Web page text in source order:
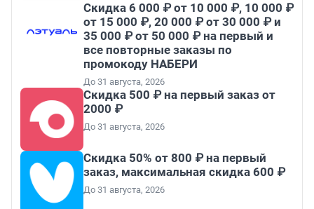
Скидка 6 000 ₽ от 10 000 ₽, 10 000 ₽
от 15 000 ₽, 20 000 ₽ от 30 000 ₽ и
35 000 ₽ от 50 000 ₽ на первый и
все повторные заказы по
промокоду НАБЕРИ
До 31 августа, 2026
Скидка 500 ₽ на первый заказ от
2000 ₽
До 31 августа, 2026
Скидка 50% от 800 ₽ на первый
заказ, максимальная скидка 600 ₽
До 31 августа, 2026